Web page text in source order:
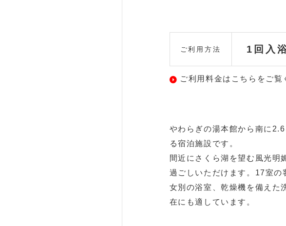
ご利用方法 1回入
ご利用料金はこちらをご覧
やわらぎの湯本館から南に
る宿泊施設です。
間近にさくら湖を望む風光明
過ごしいただけます。17室の
女別の浴室、乾燥機を備えた
在にも適しています。